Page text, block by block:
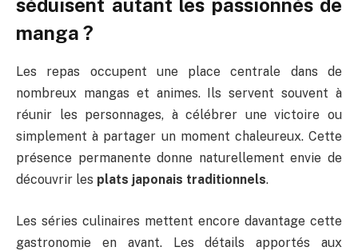
manga ?
Les repas occupent une place centrale dans de
nombreux mangas et animes. Ils servent souvent à
réunir les personnages, à célébrer une victoire ou
simplement à partager un moment chaleureux. Cette
présence permanente donne naturellement envie de
découvrir les plats japonais traditionnels.
Les séries culinaires mettent encore davantage cette
gastronomie en avant. Les détails apportés aux